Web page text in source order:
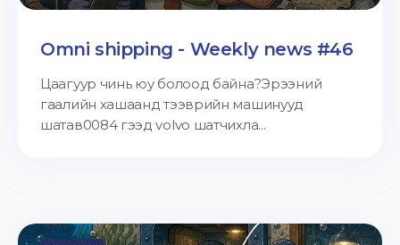
Omni shipping - Weekly news #46
Цаагуур чинь юу болоод байна?Эрээний
гаалийн хашаанд тээврийн машинууд
шатав0084 гээд volvo шатчихла...